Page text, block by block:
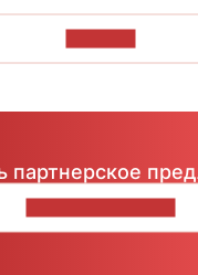
партнерское